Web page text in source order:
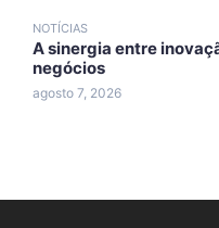
NOTÍCIAS
A sinergia entre
negócios
agosto 7, 2026